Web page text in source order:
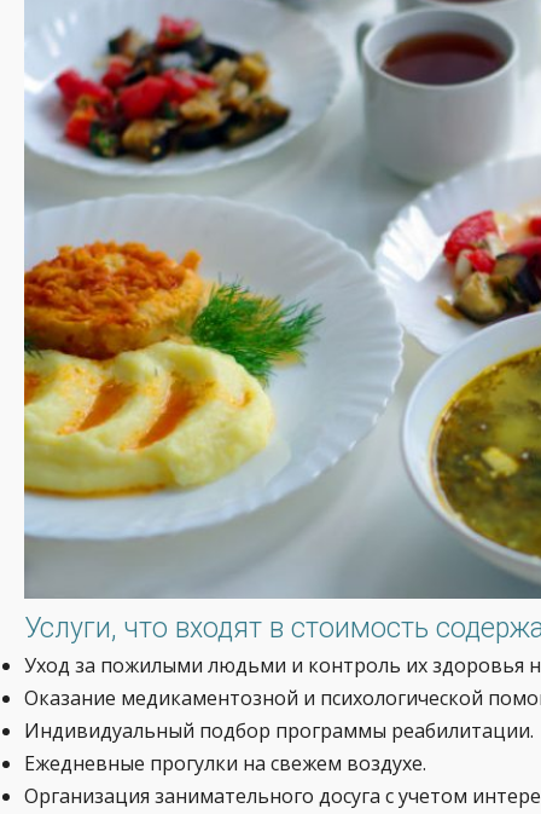
Услуги, что входят в стоимость
Уход за пожилыми людьми и контроль их здоровья
Оказание медикаментозной и психологической
Индивидуальный подбор программы реабилитации.
Ежедневные прогулки на свежем воздухе.
Организация занимательного досуга с учетом